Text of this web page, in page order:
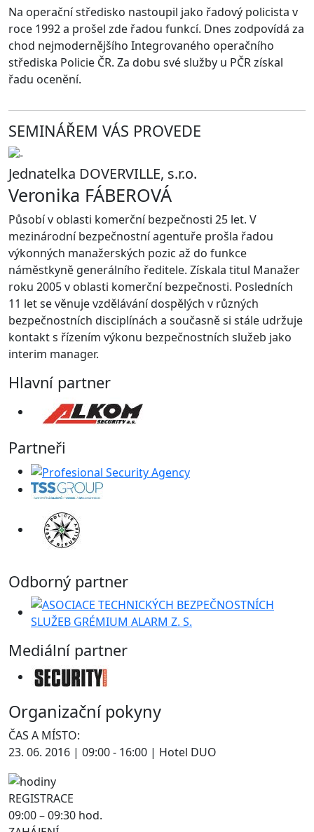
Na operační středisko nastoupil jako řadový policista v
roce 1992 a prošel zde řadou funkcí. Dnes zodpovídá za
chod nejmodernějšího Integrovaného operačního
střediska Policie ČR. Za dobu své služby u PČR získal
řadu ocenění.
SEMINÁŘEM VÁS PROVEDE
Jednatelka DOVERVILLE, s.r.o.
Veronika FÁBEROVÁ
Působí v oblasti komerční bezpečnosti 25 let. V
mezinárodní bezpečnostní agentuře prošla řadou
výkonných manažerských pozic až do funkce
náměstkyně generálního ředitele. Získala titul Manažer
roku 2005 v oblasti komerční bezpečnosti. Posledních
11 let se věnuje vzdělávání dospělých v různých
bezpečnostních disciplínách a současně si stále udržuje
kontakt s řízením výkonu bezpečnostních služeb jako
interim manager.
Hlavní partner
Partneři
Odborný partner
Mediální partner
Organizační pokyny
ČAS A MÍSTO:
23. 06. 2016 | 09:00 - 16:00 | Hotel DUO
REGISTRACE
09:00 – 09:30 hod.